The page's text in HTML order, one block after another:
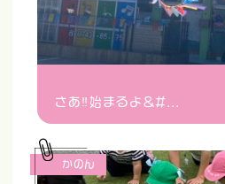
さあ‼️始まるよ&#...
かのん